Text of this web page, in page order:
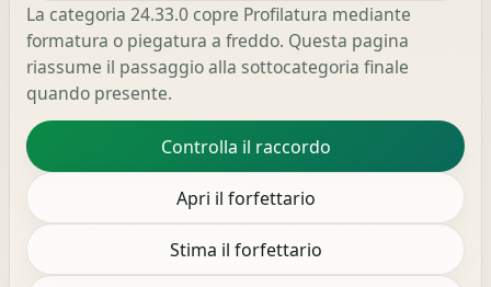
La categoria 24.33.0 copre Profilatura mediante
formatura o piegatura a freddo. Questa pagina
riassume il passaggio alla sottocategoria finale
quando presente.
Controlla il raccordo
Apri il forfettario
Stima il forfettario